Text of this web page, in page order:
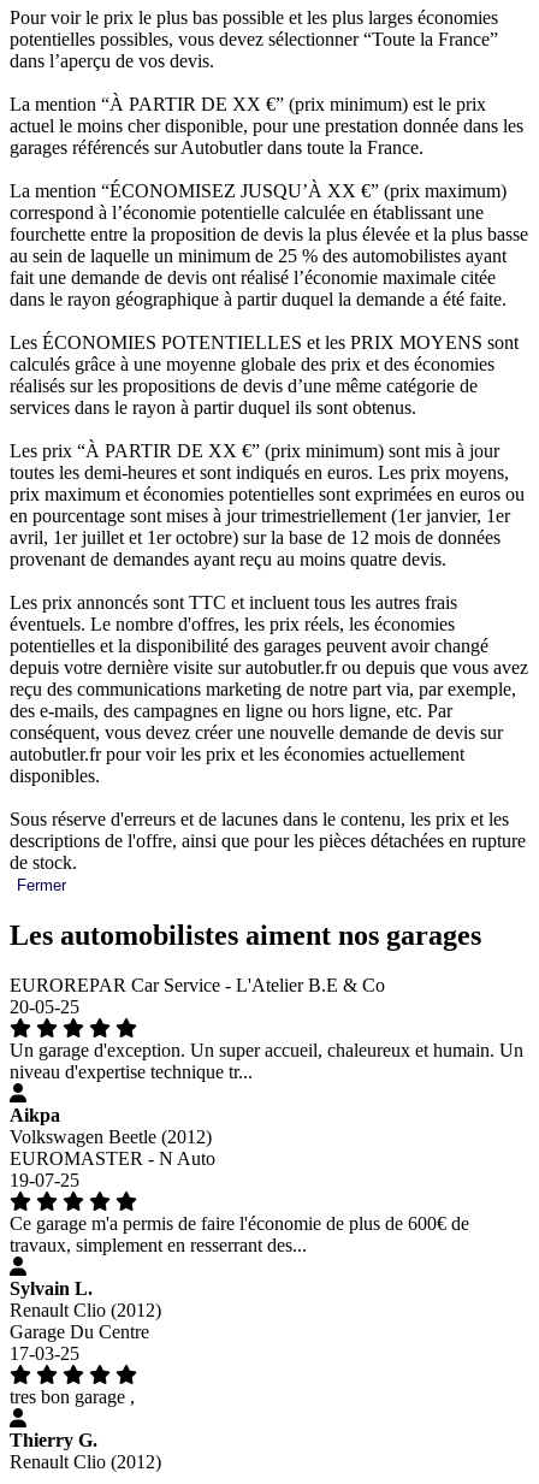
Pour voir le prix le plus bas possible et les plus larges économies
potentielles possibles, vous devez sélectionner “Toute la France”
dans l’aperçu de vos devis.
La mention “À PARTIR DE XX €” (prix minimum) est le prix
actuel le moins cher disponible, pour une prestation donnée dans les
garages référencés sur Autobutler dans toute la France.
La mention “ÉCONOMISEZ JUSQU’À XX €” (prix maximum)
correspond à l’économie potentielle calculée en établissant une
fourchette entre la proposition de devis la plus élevée et la plus basse
au sein de laquelle un minimum de 25 % des automobilistes ayant
fait une demande de devis ont réalisé l’économie maximale citée
dans le rayon géographique à partir duquel la demande a été faite.
Les ÉCONOMIES POTENTIELLES et les PRIX MOYENS sont
calculés grâce à une moyenne globale des prix et des économies
réalisés sur les propositions de devis d’une même catégorie de
services dans le rayon à partir duquel ils sont obtenus.
Les prix “À PARTIR DE XX €” (prix minimum) sont mis à jour
toutes les demi-heures et sont indiqués en euros. Les prix moyens,
prix maximum et économies potentielles sont exprimées en euros ou
en pourcentage sont mises à jour trimestriellement (1er janvier, 1er
avril, 1er juillet et 1er octobre) sur la base de 12 mois de données
provenant de demandes ayant reçu au moins quatre devis.
Les prix annoncés sont TTC et incluent tous les autres frais
éventuels. Le nombre d'offres, les prix réels, les économies
potentielles et la disponibilité des garages peuvent avoir changé
depuis votre dernière visite sur autobutler.fr ou depuis que vous avez
reçu des communications marketing de notre part via, par exemple,
des e-mails, des campagnes en ligne ou hors ligne, etc. Par
conséquent, vous devez créer une nouvelle demande de devis sur
autobutler.fr pour voir les prix et les économies actuellement
disponibles.
Sous réserve d'erreurs et de lacunes dans le contenu, les prix et les
descriptions de l'offre, ainsi que pour les pièces détachées en rupture
de stock.
Fermer
Les automobilistes aiment nos garages
EUROREPAR Car Service - L'Atelier B.E & Co
20-05-25
Un garage d'exception. Un super accueil, chaleureux et humain. Un
niveau d'expertise technique tr...
Aikpa
Volkswagen Beetle (2012)
EUROMASTER - N Auto
19-07-25
Ce garage m'a permis de faire l'économie de plus de 600€ de
travaux, simplement en resserrant des...
Sylvain L.
Renault Clio (2012)
Garage Du Centre
17-03-25
tres bon garage ,
Thierry G.
Renault Clio (2012)